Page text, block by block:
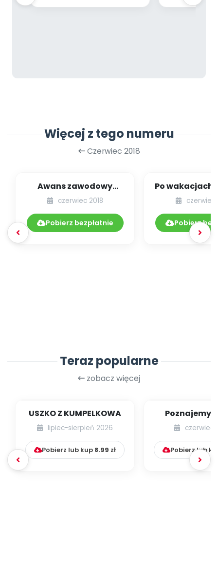
Więcej z tego numeru
Czerwiec 2018
Awans zawodowy
nauczyciela stażysty
według projektu roz...
czerwiec 2018
Pobierz bezpłatnie
Po wakacjach
wrzesień, a
czerwiec
Pobierz
Teraz popularne
zobacz więcej
USZKO Z KUMPELKOWA
lipiec-sierpień 2026
Pobierz lub kup 8.99 zł
Poznajemy
czerwiec
Pobierz lub